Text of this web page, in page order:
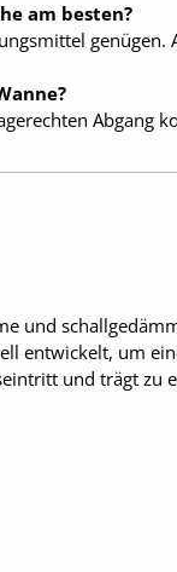
am besten?
Abgang
und
entwickelt, um
und trägt